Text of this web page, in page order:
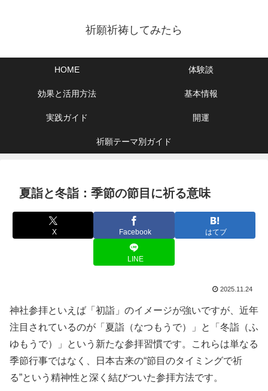
祈願祈祷してみたら
HOME 体験談
効果と活用方法 基本情報
実践ガイド 開運
祈願テーマ別ガイド
夏詣と冬詣：季節の節目に祈る意味
X Facebook はてブ
LINE
2025.11.24
神社参拝といえば「初詣」のイメージが強いですが、近年
注目されているのが「夏詣（なつもうで）」と「冬詣（ふ
ゆもうで）」という新たな参拝習慣です。これらは単なる
季節行事ではなく、日本古来の“節目のタイミングで祈
る”という精神性と深く結びついた参拝方法です。